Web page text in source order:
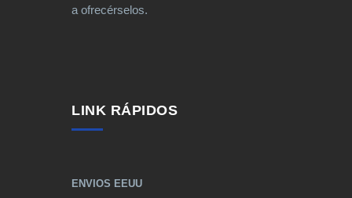
a ofrecérselos.
LINK RÁPIDOS
ENVIOS EEUU